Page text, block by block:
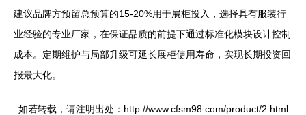
建议品牌方预留总预算的15-20%用于展柜投入，选择具有服装行
业经验的专业厂家，在保证品质的前提下通过标准化模块设计控制
成本。定期维护与局部升级可延长展柜使用寿命，实现长期投资回
报最大化。
如若转载，请注明出处：http://www.cfsm98.com/product/2.html